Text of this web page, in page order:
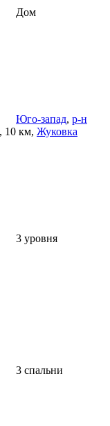
Дом
Юго-запад, р-н
, 10 км, Жуковка
3 уровня
3 спальни